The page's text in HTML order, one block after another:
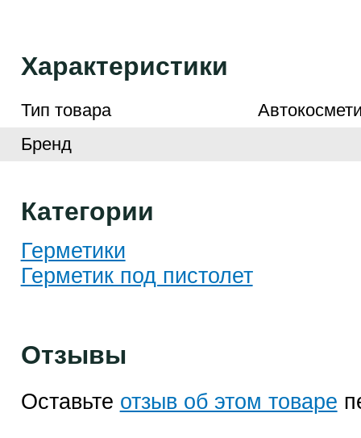
Характеристики
Тип товара
Бренд
Категории
Герметики
Герметик под пистолет
Отзывы
Оставьте отзыв об этом товаре